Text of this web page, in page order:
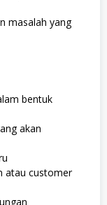
masalah yang
bentuk
akan
atau customer